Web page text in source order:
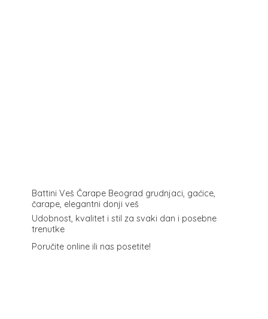
Battini Veš Čarape Beograd grudnjaci, gaćice,
čarape, elegantni donji veš
Udobnost, kvalitet i stil za svaki dan i posebne
trenutke
Poručite online ili nas posetite!